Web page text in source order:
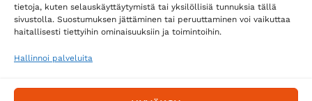
tietoja, kuten selauskäyttäytymistä tai yksilöllisiä tunnuksia tällä
sivustolla. Suostumuksen jättäminen tai peruuttaminen voi vaikuttaa
haitallisesti tiettyihin ominaisuuksiin ja toimintoihin.
Hallinnoi palveluita
Tilaa uutiskirje ja saat erikoisalennuksia